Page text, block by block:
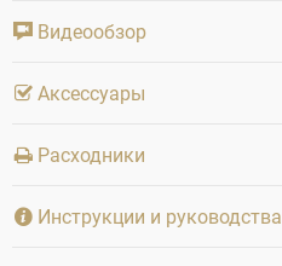
Видеообзор
Аксессуары
Расходники
Инструкции и руководства